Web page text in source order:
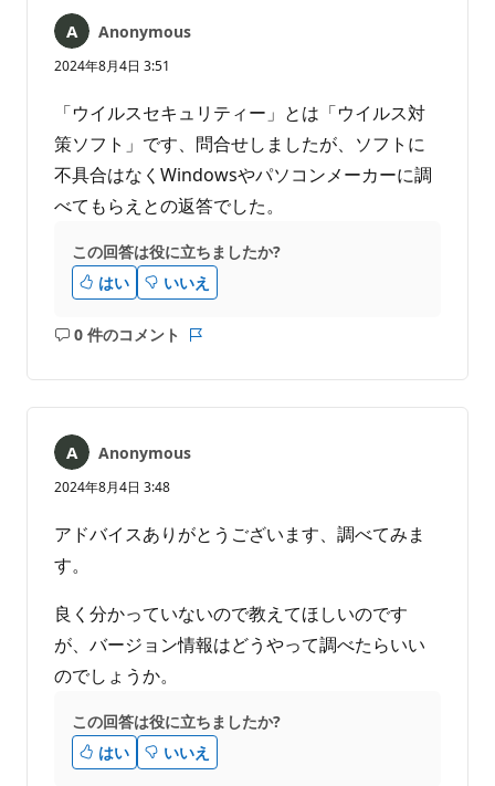
あ
り
せ
Anonymous
2024年8月4日 3:51
「ウイルスセキュリティー」とは「ウイルス対
策ソフト」です、問合せしましたが、ソフトに
不具合はなくWindowsやパソコンメーカーに調
べてもらえとの返答でした。
この回答は役に立ちましたか?
はい
いいえ
0 件のコメント
コ
ト
あ
り
せ
ト
Anonymous
2024年8月4日 3:48
アドバイスありがとうございます、調べてみま
す。
良く分かっていないので教えてほしいのです
が、バージョン情報はどうやって調べたらいい
のでしょうか。
この回答は役に立ちましたか?
はい
いいえ